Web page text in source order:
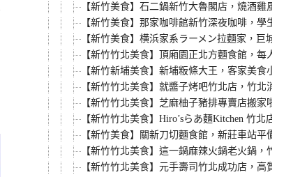
【新竹美食】石二鍋新竹大魯閣店，燒酒雞風味
【新竹美食】那家咖啡館新竹深夜咖啡，學生最
【新竹美食】横浜家系ラーメン拉麵家，巨城旁
【新竹竹北美食】頂廂園正北方麵食館，每人低
【新竹新埔美食】新埔粄條大王，客家美食小吃
【新竹竹北美食】就醬子烤吧竹北店，竹北消夜
【新竹竹北美食】芝麻柚子豬排專賣店搬家啦，
【新竹竹北美食】Hiro’sらあ麵Kitchen 竹北店，
【新竹美食】關新刀切麵食館，新莊車站平價小
【新竹竹北美食】這一鍋麻辣火鍋老火鍋，竹北
【新竹竹北美食】元手壽司竹北成功店，高質感